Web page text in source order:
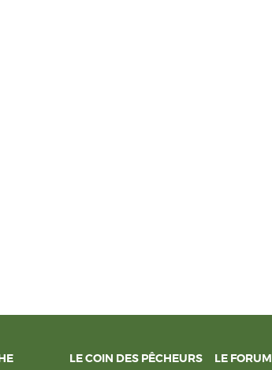
LE COIN DES PÊCHEURS LE FORUM